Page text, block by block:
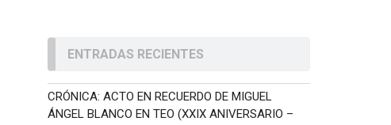
ENTRADAS RECIENTES
CRÓNICA: ACTO EN RECUERDO DE MIGUEL
ÁNGEL BLANCO EN TEO (XXIX ANIVERSARIO –